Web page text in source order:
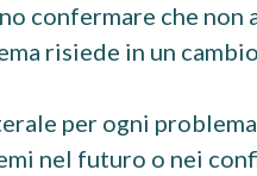
confermare che non
risiede in un
per ogni
nel futuro o nei